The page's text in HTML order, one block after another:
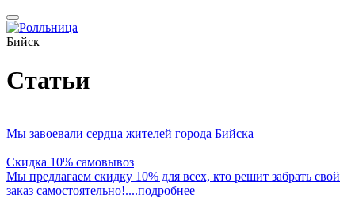
Бийск
Статьи
Мы завоевали сердца жителей города Бийска
Скидка 10% самовывоз
Мы предлагаем скидку 10% для всех, кто решит забрать свой
заказ самостоятельно!....подробнее